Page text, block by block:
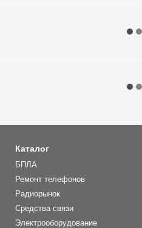
Каталог
БПЛА
Ремонт телефонов
Радиорынок
Средства связи
Электрооборудование